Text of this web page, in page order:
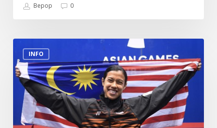
Bepop 0
INFO
Datuk
Nicol
David